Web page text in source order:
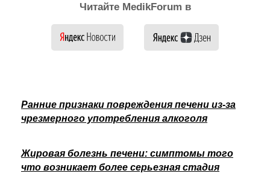
Читайте MedikForum в
Ранние признаки повреждения печени из-за
чрезмерного употребления алкоголя
Жировая болезнь печени: симптомы того
что возникает более серьезная стадия